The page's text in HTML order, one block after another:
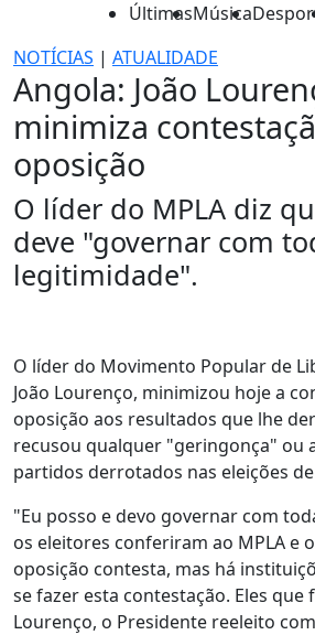
ÚltimasMúsica
NOTÍCIAS | ATUALIDADE
Angola: João
minimiza
oposição
O líder do MPLA diz
deve "governar com
legitimidade".
O líder do Movimento Popular de
João Lourenço, minimizou hoje a
oposição aos resultados que lhe
recusou qualquer "geringonça" ou
partidos derrotados nas eleições
"Eu posso e devo governar com
os eleitores conferiram ao MPLA e
oposição contesta, mas há
se fazer esta contestação. Eles que
Lourenço, o Presidente reeleito